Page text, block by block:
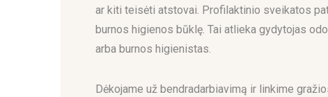
ar kiti teisėti atstovai. Profilaktinio sveikatos
burnos higienos būklę. Tai atlieka gydytojas
arba burnos higienistas.
Dėkojame už bendradarbiavimą ir linkime